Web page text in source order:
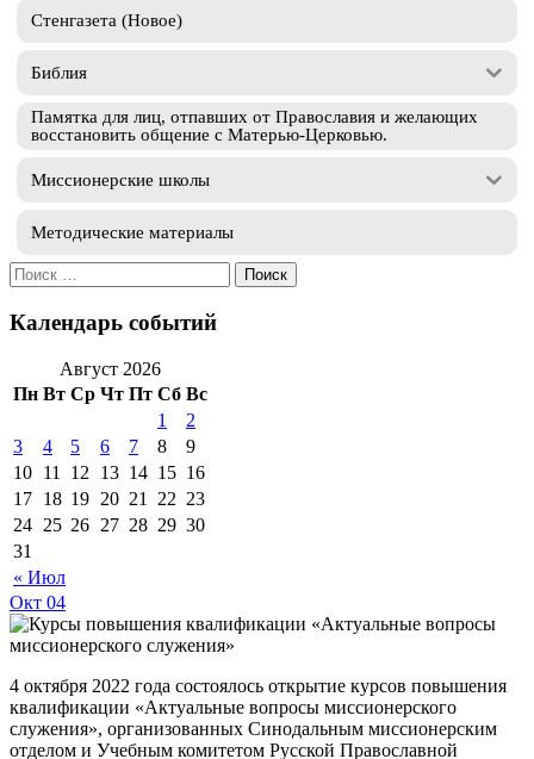
Стенгазета (Новое)
Библия
Памятка для лиц, отпавших от Православия и желающих
восстановить общение с Матерью-Церковью.
Миссионерские школы
Методические материалы
Искать:
Календарь событий
Август 2026
Пн Вт Ср Чт Пт Сб Вс
« Июл
1
2
3
4 5 6 7 8
9
10 11 12 13 14 15 16
17 18 19 20 21 22 23
24 25 26 27 28 29 30
31
Окт 04
4 октября 2022 года состоялось открытие курсов повышения
квалификации «Актуальные вопросы миссионерского
служения», организованных Синодальным миссионерским
отделом и Учебным комитетом Русской Православной